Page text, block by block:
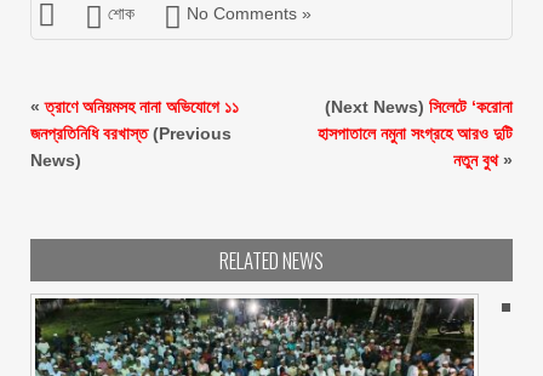
শোক No Comments »
«ত্রাণে অনিয়মসহ নানা অভিযোগে ১১
জনপ্রতিনিধি বরখাস্ত(Previous
News)
(Next News) সিলেটে ‘করোনা
হাসপাতালে নমুনা সংগ্রহে আরও দুটি
নতুন বুথ»
RELATED NEWS